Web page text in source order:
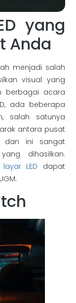
yang
Anda
menjadi salah
visual yang
berbagai acara
ada beberapa
salah satunya
antara pusat
dan ini sangat
dihasilkan.
LED dapat